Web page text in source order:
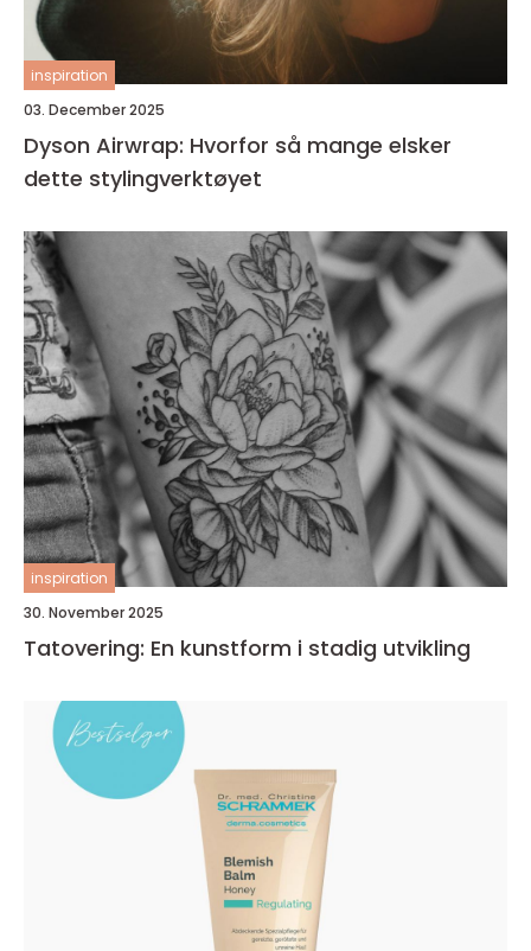
inspiration
03. December 2025
Dyson Airwrap: Hvorfor så mange elsker
dette stylingverktøyet
inspiration
30. November 2025
Tatovering: En kunstform i stadig utvikling